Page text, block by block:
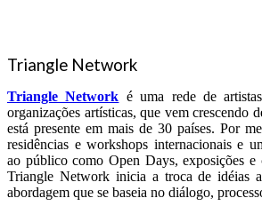
Triangle Network
Triangle Network é uma rede de
organizações artísticas, que vem crescendo
está presente em mais de 30 países. Por
residências e workshops internacionais e
ao público como Open Days, exposições e
Triangle Network inicia a troca de idéias
abordagem que se baseia no diálogo,